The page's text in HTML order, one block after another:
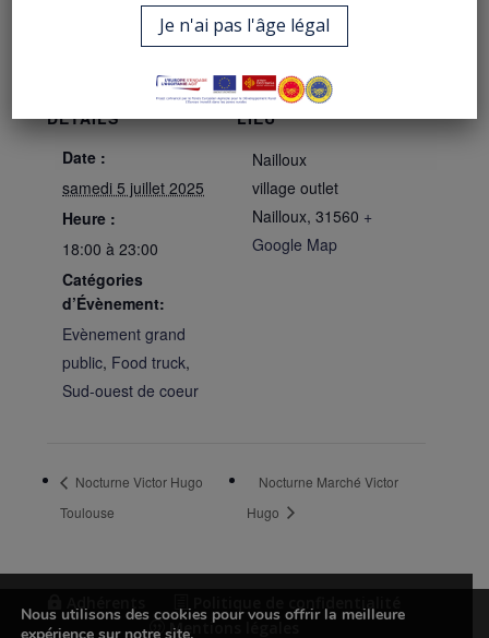
Ajouter au calendrier
DÉTAILS
Date :
samedi 5 juillet 2025
Heure :
18:00 à 23:00
Catégories
d’Évènement:
Evènement grand
public, Food truck,
Sud-ouest de coeur
LIEU
Nailloux
village outlet
Nailloux, 31560 +
Google Map
Nocturne Victor Hugo
Toulouse
Nocturne Marché Victor
Hugo
Mentions légales
Je n'ai pas l'âge légal
Nous utilisons des cookies pour vous offrir la meilleure